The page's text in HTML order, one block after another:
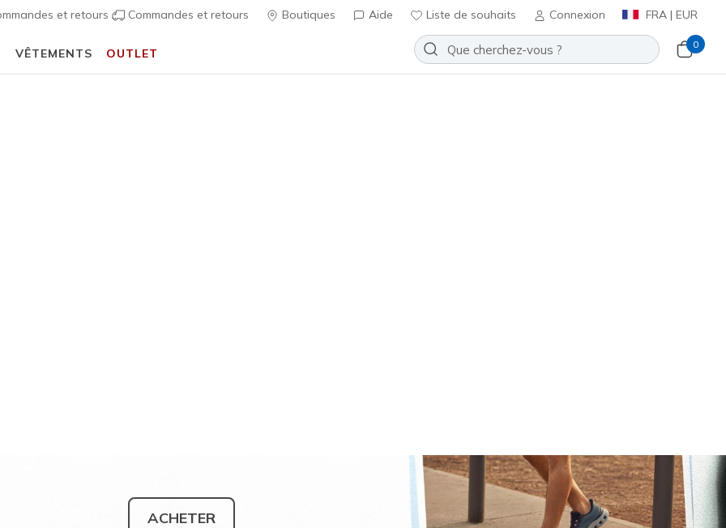
et retours Commandes et retours Boutiques Aide Liste de souhaits Connexion FRA | EUR
VÊTEMENTS OUTLET
0
ACHETER